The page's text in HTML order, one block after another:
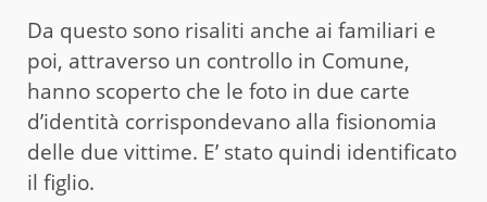
Da questo sono risaliti anche ai familiari e
poi, attraverso un controllo in Comune,
hanno scoperto che le foto in due carte
d’identità corrispondevano alla fisionomia
delle due vittime. E’ stato quindi identificato
il figlio.